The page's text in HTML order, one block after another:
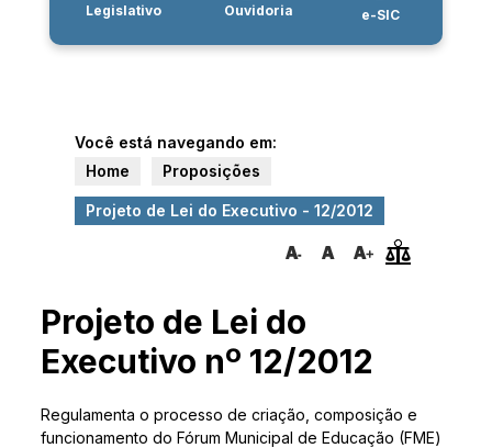
Legislativo Ouvidoria e-SIC
Você está navegando em:
Home
Proposições
Projeto de Lei do Executivo - 12/2012
Projeto de Lei do
Executivo nº 12/2012
Regulamenta o processo de criação, composição e
funcionamento do Fórum Municipal de Educação (FME)